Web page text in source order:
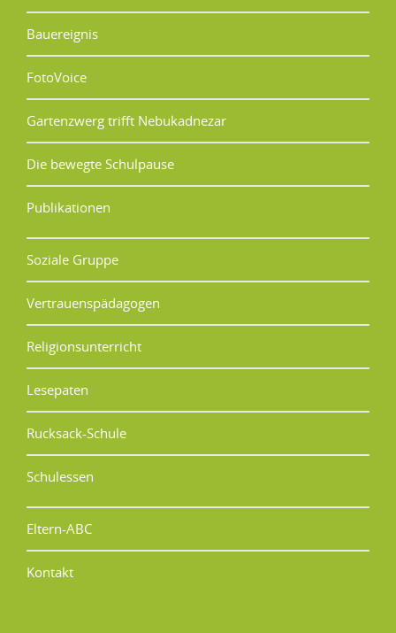
Bauereignis
FotoVoice
Gartenzwerg trifft Nebukadnezar
Die bewegte Schulpause
Publikationen
Soziale Gruppe
Vertrauenspädagogen
Religionsunterricht
Lesepaten
Rucksack-Schule
Schulessen
Eltern-ABC
Kontakt